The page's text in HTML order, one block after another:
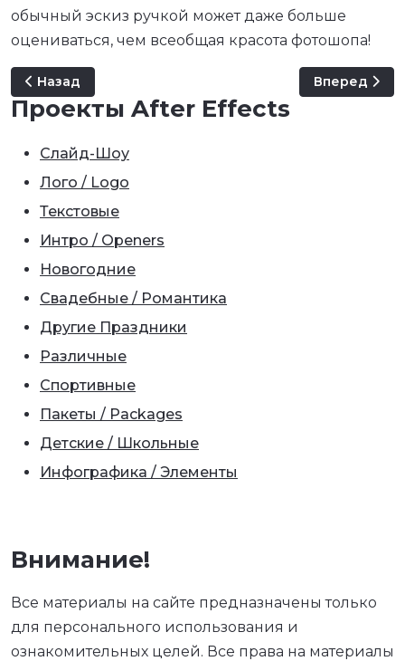
обычный эскиз ручкой может даже больше
оцениваться, чем всеобщая красота фотошопа!
Предыдущий: Нам 4 года и Итоги конкурса
Назад Следующий:
Вперед
Проекты After Effects
Слайд-Шоу
Лого / Logo
Текстовые
Интро / Openers
Новогодние
Свадебные / Романтика
Другие Праздники
Различные
Спортивные
Пакеты / Packages
Детские / Школьные
Инфографика / Элементы
Внимание!
Все материалы на сайте предназначены только
для персонального использования и
ознакомительных целей. Все права на материалы